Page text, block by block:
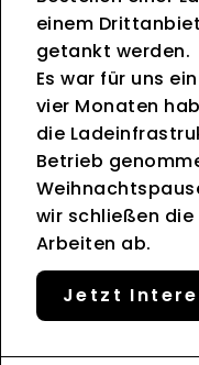
einem
getankt werden.
Es war für uns
vier Monaten
die
Betrieb
wir schließen
Arbeiten ab.
Jetzt